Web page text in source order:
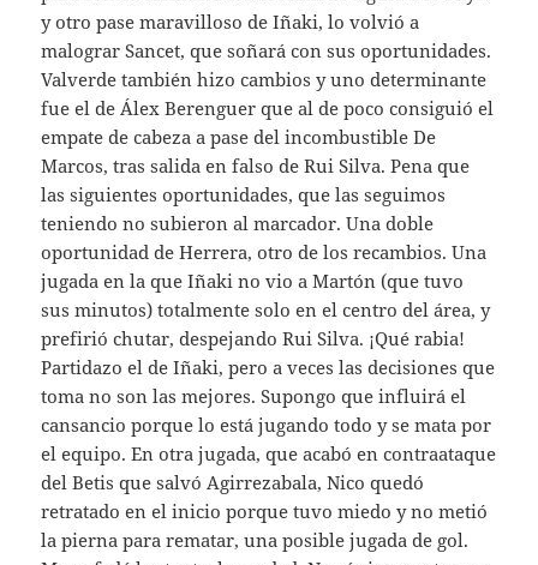
y otro pase maravilloso de Iñaki, lo volvió a
malograr Sancet, que soñará con sus oportunidades.
Valverde también hizo cambios y uno determinante
fue el de Álex Berenguer que al de poco consiguió el
empate de cabeza a pase del incombustible De
Marcos, tras salida en falso de Rui Silva. Pena que
las siguientes oportunidades, que las seguimos
teniendo no subieron al marcador. Una doble
oportunidad de Herrera, otro de los recambios. Una
jugada en la que Iñaki no vio a Martón (que tuvo
sus minutos) totalmente solo en el centro del área, y
prefirió chutar, despejando Rui Silva. ¡Qué rabia!
Partidazo el de Iñaki, pero a veces las decisiones que
toma no son las mejores. Supongo que influirá el
cansancio porque lo está jugando todo y se mata por
el equipo. En otra jugada, que acabó en contraataque
del Betis que salvó Agirrezabala, Nico quedó
retratado en el inicio porque tuvo miedo y no metió
la pierna para rematar, una posible jugada de gol.